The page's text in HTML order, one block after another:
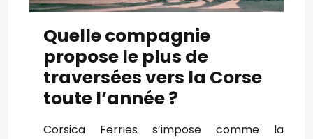
Quelle compagnie
propose le plus de
traversées vers la Corse
toute l’année ?
Corsica Ferries s’impose comme la